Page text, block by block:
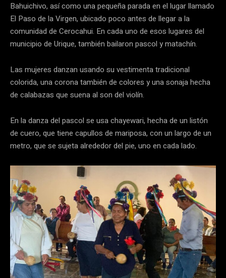
Bahuichivo, así como una pequeña parada en el lugar llamado
El Paso de la Virgen, ubicado poco antes de llegar a la
comunidad de Cerocahui. En cada uno de esos lugares del
municipio de Urique, también bailaron pascol y matachín.
Las mujeres danzan usando su vestimenta tradicional
colorida, una corona también de colores y una sonaja hecha
de calabazas que suena al son del violín.
En la danza del pascol se usa chayewari, hecha de un listón
de cuero, que tiene capullos de mariposa, con un largo de un
metro, que se sujeta alrededor del pie, uno en cada lado.